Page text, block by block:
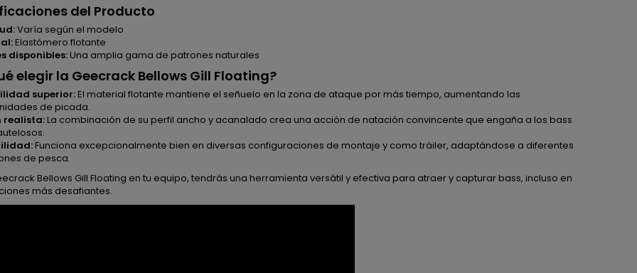
del Producto
Varía según el modelo
Elastómero flotante
disponibles:Una amplia gama de patrones naturales
elegir la Geecrack Bellows Gill Floating?
superior:El material flotante mantiene el señuelo en la zona de ataque por más tiempo, aumentando las
de picada.
realista:La combinación de su perfil ancho y acanalado crea una acción de natación convincente que engaña a los bass
Funciona excepcionalmente bien en diversas configuraciones de montaje y como tráiler, adaptándose a diferentes
de pesca.
Bellows Gill Floating en tu equipo, tendrás una herramienta versátil y efectiva para atraer y capturar bass, incluso en
más desafiantes.